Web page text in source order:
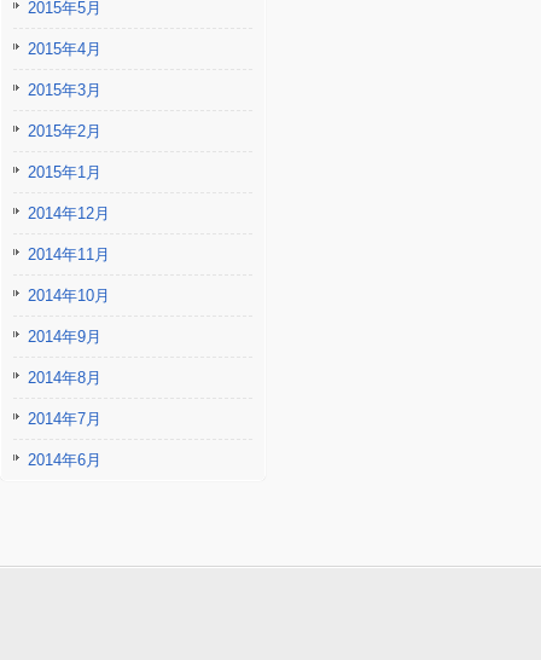
2015年5月
2015年4月
2015年3月
2015年2月
2015年1月
2014年12月
2014年11月
2014年10月
2014年9月
2014年8月
2014年7月
2014年6月